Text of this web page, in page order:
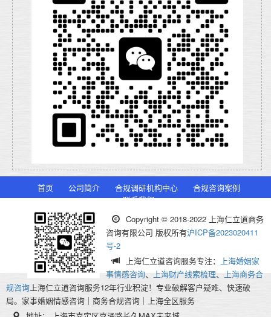
首页 公司简介 合规调研机构中心
合规咨询案例
联系我们
Copyright © 2018-2022 上海仁立道商务
咨询有限公司 版权所有沪ICP备2023020411
号-2
上海仁立道咨询服务专注：
上海婚姻家
事情感咨询、 上海财产线索梳理、
上海商务合
规咨询 上海仁立道咨询服务12年行业积淀！专业破解客户疑难、快速破
局。家事婚姻情感咨询｜商务合规咨询｜上海全区服务